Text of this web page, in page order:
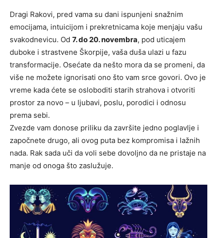
Dragi Rakovi, pred vama su dani ispunjeni snažnim
emocijama, intuicijom i prekretnicama koje menjaju vašu
svakodnevicu. Od 7. do 20. novembra, pod uticajem
duboke i strastvene Škorpije, vaša duša ulazi u fazu
transformacije. Osećate da nešto mora da se promeni, da
više ne možete ignorisati ono što vam srce govori. Ovo je
vreme kada ćete se osloboditi starih strahova i otvoriti
prostor za novo – u ljubavi, poslu, porodici i odnosu
prema sebi.
Zvezde vam donose priliku da završite jedno poglavlje i
započnete drugo, ali ovog puta bez kompromisa i lažnih
nada. Rak sada uči da voli sebe dovoljno da ne pristaje na
manje od onoga što zaslužuje.